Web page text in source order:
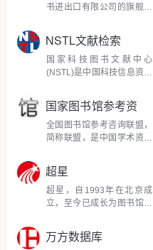
分享与科研成果展示...
书进出口有限公司的旗舰项
于打造一个面向全球学者的
开放获取(Open Access,
OA)学术资源一站式服务平
台。这一平台的建立，标志
NSTL文献检索
国家科技图书文献中心
(NSTL)是中国科技信息资源
提供了一站式的文献检索与
获取服务。自其成立以来，
NSTL致力于整合国内外科
技文献资源，构建了一个全
国家图书馆参考资
料联盟
全国图书馆参考咨询联盟，
简称联盟，是中国学术资源
立以来，它以公益之心，汇
聚了国内众多图书馆的智慧
与资源，为广大学者和读者
提供了一个无与伦比...
超星
超星，自1993年在北京成
立，至今已成长为图书馆数
军企业，其影响力跨越了高
等教育、图书馆服务乃至终
万方数据库